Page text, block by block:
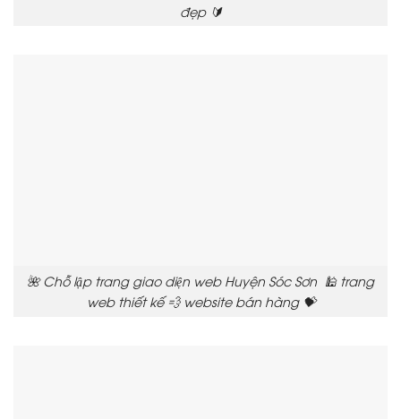
đẹp 🔰
🌺 Chỗ lập trang giao diện web Huyện Sóc Sơn 🕌 trang
web thiết kế 💨 website bán hàng 💝